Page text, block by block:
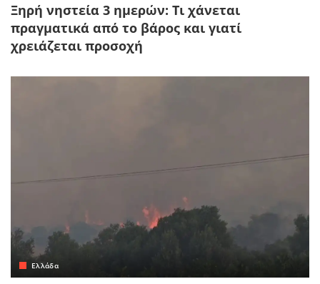
Ξηρή νηστεία 3 ημερών: Τι χάνεται
πραγματικά από το βάρος και γιατί
χρειάζεται προσοχή
Ελλάδα